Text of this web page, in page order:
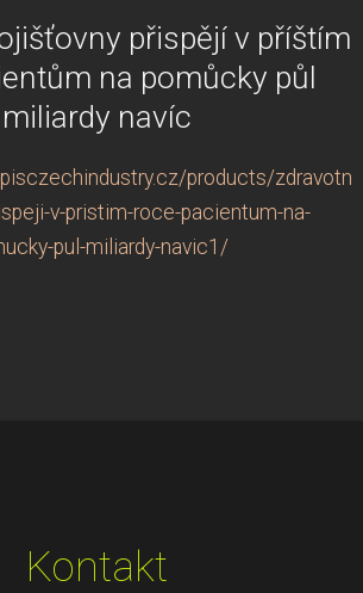
přispějí v příštím
na pomůcky půl
miliardy navíc
products/zdravotni-
v-pristim-roce-pacientum-na-
pul-miliardy-navic1/
Kontakt